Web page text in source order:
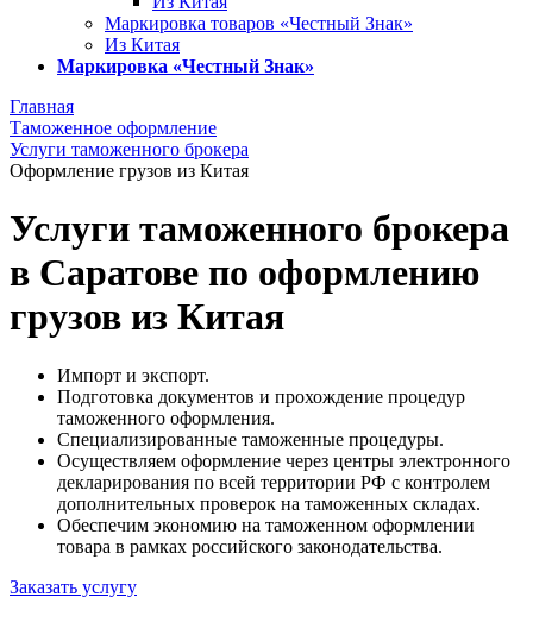
Маркировка товаров «Честный Знак»
Из Китая
Маркировка «Честный Знак»
Главная
Таможенное оформление
Услуги таможенного брокера
Оформление грузов из Китая
Услуги таможенного брокера
в Саратове по оформлению
грузов из Китая
Импорт и экспорт.
Подготовка документов и прохождение процедур
таможенного оформления.
Специализированные таможенные процедуры.
Осуществляем оформление через центры электронного
декларирования по всей территории РФ с контролем
дополнительных проверок на таможенных складах.
Обеспечим экономию на таможенном оформлении
товара в рамках российского законодательства.
Заказать услугу